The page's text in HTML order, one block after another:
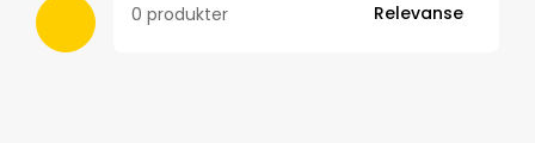
0 produkter Relevanse